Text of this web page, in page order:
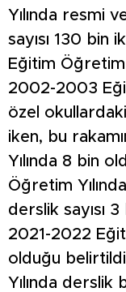
Yılında resmi
sayısı 130 bin
Eğitim Öğretim
2002-2003
özel
iken, bu
Yılında 8 bin
Öğretim
derslik sayısı
2021-2022
olduğu
Yılında derslik